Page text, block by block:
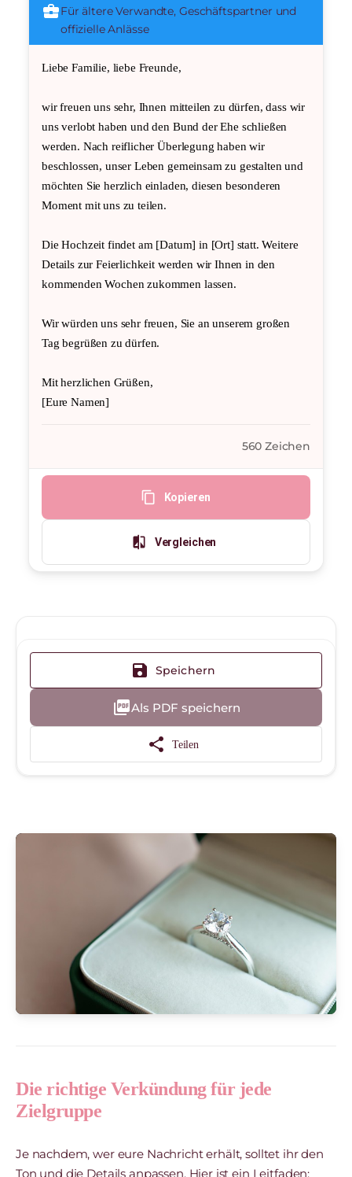
business_centerFür ältere Verwandte, Geschäftspartner und
offizielle Anlässe
Liebe Familie, liebe Freunde,
wir freuen uns sehr, Ihnen mitteilen zu dürfen, dass wir
uns verlobt haben und den Bund der Ehe schließen
werden. Nach reiflicher Überlegung haben wir
beschlossen, unser Leben gemeinsam zu gestalten und
möchten Sie herzlich einladen, diesen besonderen
Moment mit uns zu teilen.
Die Hochzeit findet am [Datum] in [Ort] statt. Weitere
Details zur Feierlichkeit werden wir Ihnen in den
kommenden Wochen zukommen lassen.
Wir würden uns sehr freuen, Sie an unserem großen
Tag begrüßen zu dürfen.
Mit herzlichen Grüßen,
[Eure Namen]
560 Zeichen
content_copy Kopieren
compare Vergleichen
save Speichern
picture_as_pdfAls PDF speichern
share Teilen
Die richtige Verkündung für jede
Zielgruppe
Je nachdem, wer eure Nachricht erhält, solltet ihr den
Ton und die Details anpassen. Hier ist ein Leitfaden: